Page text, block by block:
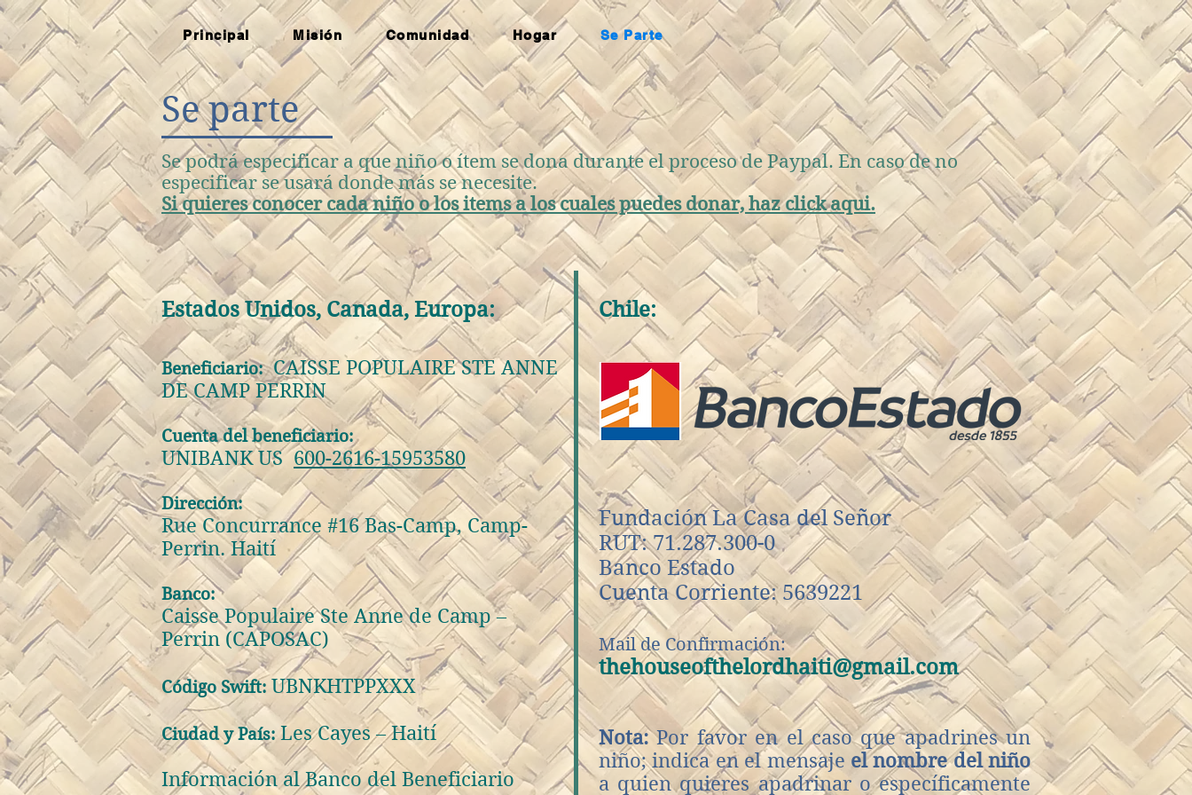
Principal Misión Comunidad Hogar Se Parte
Se parte
Se podrá especificar a que niño o ítem se dona durante el proceso de Paypal. En caso de no
especificar se usará donde más se necesite.
Si quieres conocer cada niño o los items a los cuales puedes donar, haz click aqui.
Estados Unidos, Canada, Europa: Chile:
Fundación La Casa del Señor
RUT: 71.287.300-0
Banco Estado
Cuenta Corriente: 5639221
Mail de Confirmación:
thehouseofthelordhaiti@gmail.com
Nota:Por favor en el caso que apadrines un
niño; indica en el mensaje el nombre del niño
a quien quieres apadrinar o específicamente
Beneficiario:CAISSE POPULAIRE STE ANNE
DE CAMP PERRIN
Cuenta del beneficiario:
UNIBANK US600-2616-15953580
Dirección:
Rue Concurrance #16 Bas-Camp, Camp-
Perrin. Haití
Banco:
Caisse Populaire Ste Anne de Camp –
Perrin (CAPOSAC)
Código Swift: UBNKHTPPXXX
Ciudad y País:Les Cayes – Haití
Información al Banco del Beneficiario